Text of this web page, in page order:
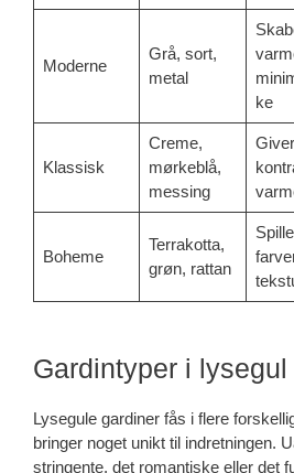
Moderne
Grå, sort,
metal
ke
Klassisk
Creme,
mørkeblå,
messing
Boheme
Terrakotta,
grøn, rattan
Gardintyper i lysegul
Lysegule gardiner fås i flere
bringer noget unikt til indretningen.
stringente, det romantiske eller det